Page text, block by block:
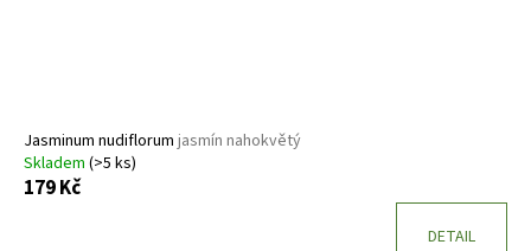
ů
Jasminum nudiflorum jasmín nahokvětý
Skladem (>5 ks)
179 Kč
DETAIL